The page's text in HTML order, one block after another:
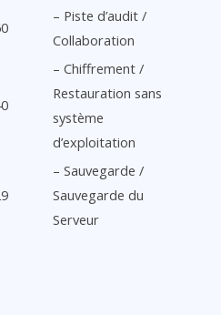
– Piste d’audit /
Collaboration
– Chiffrement /
Restauration sans
système
d’exploitation
– Sauvegarde /
Sauvegarde du
Serveur